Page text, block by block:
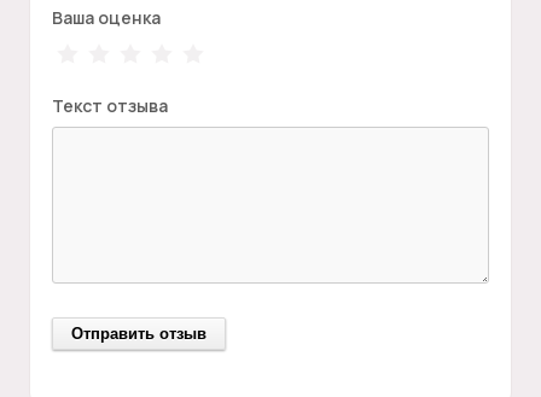
Ваша оценка
Текст отзыва